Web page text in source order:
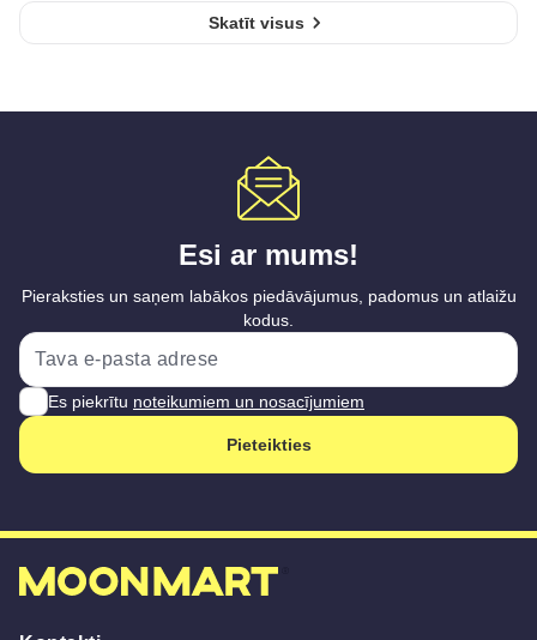
Skatīt visus
Esi ar mums!
Pieraksties un saņem labākos piedāvājumus, padomus un atlaižu
kodus.
Es piekrītu noteikumiem un nosacījumiem
Pieteikties